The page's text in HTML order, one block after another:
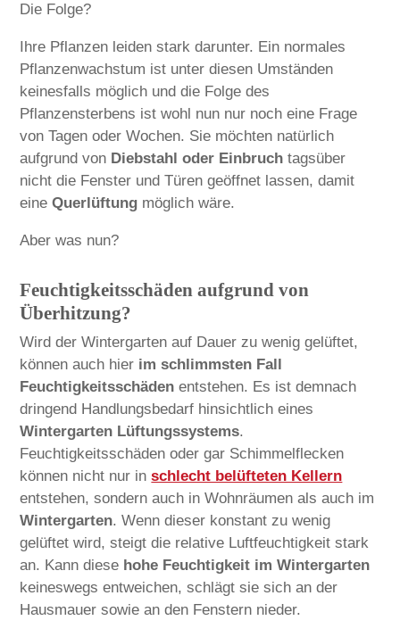
Die Folge?
Ihre Pflanzen leiden stark darunter. Ein normales
Pflanzenwachstum ist unter diesen Umständen
keinesfalls möglich und die Folge des
Pflanzensterbens ist wohl nun nur noch eine Frage
von Tagen oder Wochen. Sie möchten natürlich
aufgrund von Diebstahl oder Einbruch tagsüber
nicht die Fenster und Türen geöffnet lassen, damit
eineQuerlüftung möglich wäre.
Aber was nun?
Feuchtigkeitsschäden aufgrund von
Überhitzung?
Wird der Wintergarten auf Dauer zu wenig gelüftet,
können auch hier im schlimmsten Fall
Feuchtigkeitsschäden entstehen. Es ist demnach
dringend Handlungsbedarf hinsichtlich eines
Wintergarten Lüftungssystems.
Feuchtigkeitsschäden oder gar Schimmelflecken
können nicht nur inschlecht belüfteten Kellern
entstehen, sondern auch in Wohnräumen als auch im
Wintergarten. Wenn dieser konstant zu wenig
gelüftet wird, steigt die relative Luftfeuchtigkeit stark
an. Kann diese hohe Feuchtigkeit im Wintergarten
keineswegs entweichen, schlägt sie sich an der
Hausmauer sowie an den Fenstern nieder.